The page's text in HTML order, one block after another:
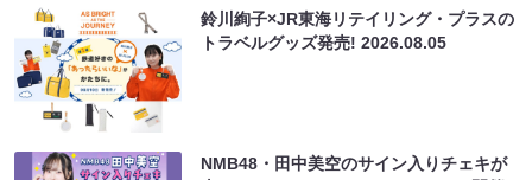
鈴川絢子×JR東海リテイリング・プラスの
トラベルグッズ発売!2026.08.05
NMB48・田中美空のサイン入りチェキが